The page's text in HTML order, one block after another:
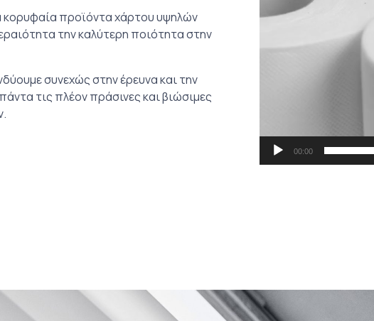
κορυφαία προϊόντα χάρτου υψηλών
την καλύτερη ποιότητα στην
συνεχώς στην έρευνα και την
τις πλέον πράσινες και βιώσιμες
00:00